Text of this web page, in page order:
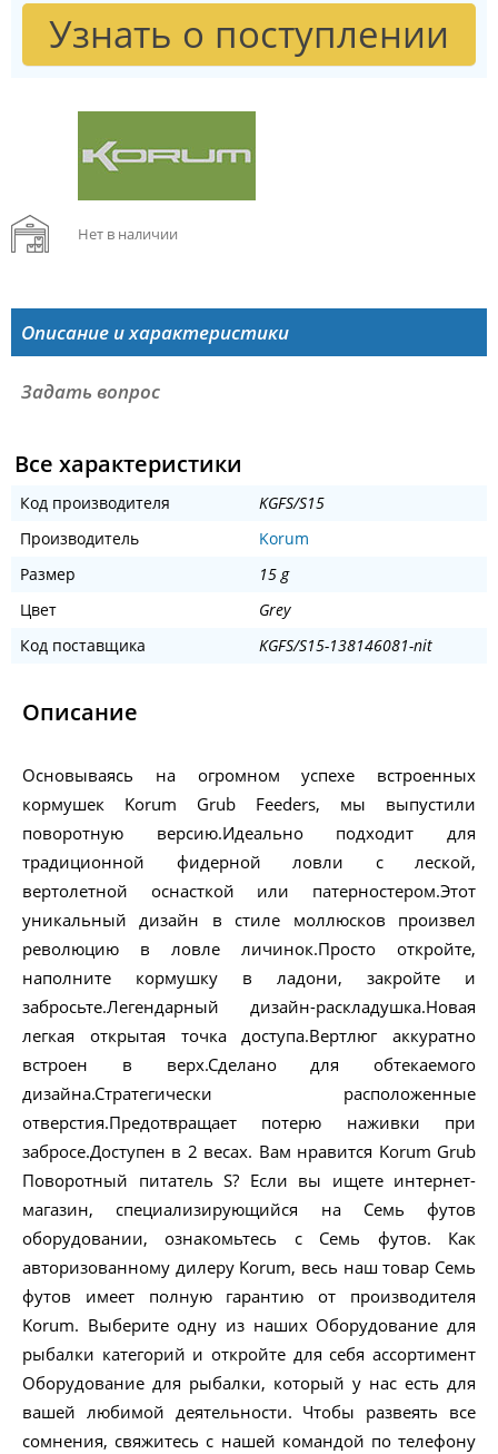
Узнать о поступлении
Нет в наличии
Описание и характеристики
Задать вопрос
Все характеристики
Код производителя
KGFS/S15
Производитель
Korum
Размер
15 g
Цвет
Grey
Код поставщика
KGFS/S15-138146081-nit
Описание
Основываясь на огромном успехе встроенных
кормушек Korum Grub Feeders, мы выпустили
поворотную версию.Идеально подходит для
традиционной фидерной ловли с леской,
вертолетной оснасткой или патерностером.Этот
уникальный дизайн в стиле моллюсков произвел
революцию в ловле личинок.Просто откройте,
наполните кормушку в ладони, закройте и
забросьте.Легендарный дизайн-раскладушка.Новая
легкая открытая точка доступа.Вертлюг аккуратно
встроен в верх.Сделано для обтекаемого
дизайна.Стратегически расположенные
отверстия.Предотвращает потерю наживки при
забросе.Доступен в 2 весах. Вам нравится Korum Grub
Поворотный питатель S? Если вы ищете интернет-
магазин, специализирующийся на Семь футов
оборудовании, ознакомьтесь с Семь футов. Как
авторизованному дилеру Korum, весь наш товар Семь
футов имеет полную гарантию от производителя
Korum. Выберите одну из наших Оборудование для
рыбалки категорий и откройте для себя ассортимент
Оборудование для рыбалки, который у нас есть для
вашей любимой деятельности. Чтобы развеять все
сомнения, свяжитесь с нашей командой по телефону